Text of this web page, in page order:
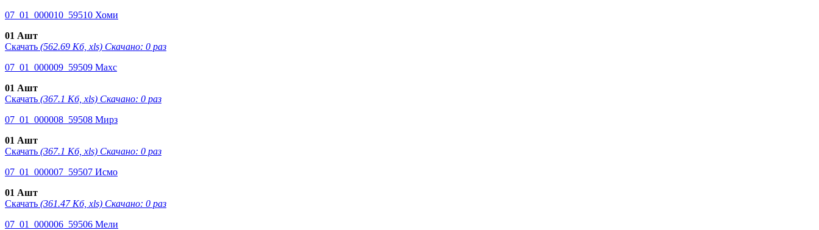
07_01_000010_59510 Хоми
01 Ашт
Скачать (562.69 Кб, xls) Скачано: 0 раз
07_01_000009_59509 Махс
01 Ашт
Скачать (367.1 Кб, xls) Скачано: 0 раз
07_01_000008_59508 Мирз
01 Ашт
Скачать (367.1 Кб, xls) Скачано: 0 раз
07_01_000007_59507 Исмо
01 Ашт
Скачать (361.47 Кб, xls) Скачано: 0 раз
07_01_000006_59506 Мели